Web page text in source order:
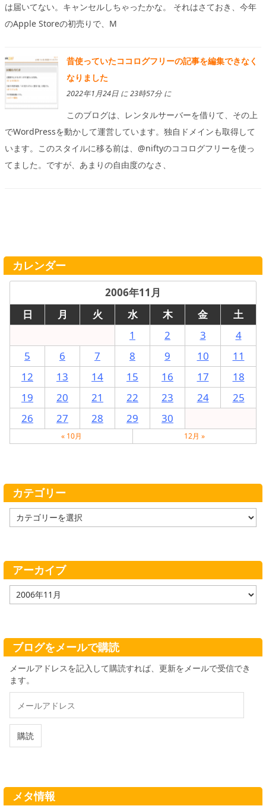
は届いてない。キャンセルしちゃったかな。 それはさておき、今年
のApple Storeの初売りで、M
昔使っていたココログフリーの記事を編集できなく
なりました
2022年1月24日 に 23時57分 に
このブログは、レンタルサーバーを借りて、その上
でWordPressを動かして運営しています。独自ドメインも取得して
います。このスタイルに移る前は、@niftyのココログフリーを使っ
てました。ですが、あまりの自由度のなさ、
カレンダー
2006年11月
日
月 火 水 木 金
土
1
2 3
4
5
6 7 8 9 10
11
12
13 14 15 16 17
18
19
20 21 22 23 24
25
26
27 28 29 30
« 10月 12月 »
カテゴリー
テ
ー
アーカイブ
ア
ー
ブ
ブログをメールで購読
メールアドレスを記入して購読すれば、更新をメールで受信でき
ます。
ル
ド
購読
メタ情報